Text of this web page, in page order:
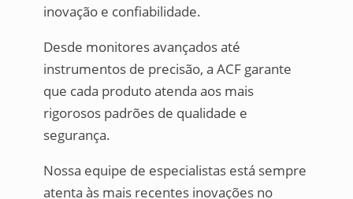
inovação e confiabilidade.
Desde monitores avançados até
instrumentos de precisão, a ACF garante
que cada produto atenda aos mais
rigorosos padrões de qualidade e
segurança.
Nossa equipe de especialistas está sempre
atenta às mais recentes inovações no